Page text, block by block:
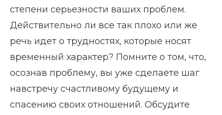
степени серьезности ваших проблем.
Действительно ли все так плохо или же
речь идет о трудностях, которые носят
временный характер? Помните о том, что,
осознав проблему, вы уже сделаете шаг
навстречу счастливому будущему и
спасению своих отношений. Обсудите